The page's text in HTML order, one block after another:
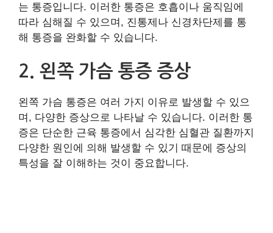
는 통증입니다. 이러한 통증은 호흡이나 움직임에
따라 심해질 수 있으며, 진통제나 신경차단제를 통
해 통증을 완화할 수 있습니다.
2. 왼쪽 가슴 통증 증상
왼쪽 가슴 통증은 여러 가지 이유로 발생할 수 있으
며, 다양한 증상으로 나타날 수 있습니다. 이러한 통
증은 단순한 근육 통증에서 심각한 심혈관 질환까지
다양한 원인에 의해 발생할 수 있기 때문에 증상의
특성을 잘 이해하는 것이 중요합니다.